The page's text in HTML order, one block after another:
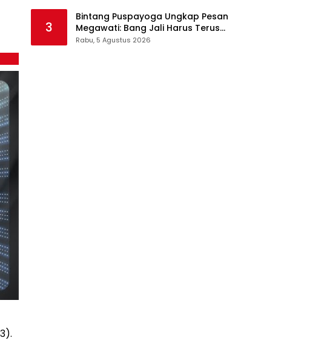
3
Bintang Puspayoga Ungkap Pesan
Megawati: Bang Jali Harus Terus
Dipantau dan Dikembangkan
Rabu, 5 Agustus 2026